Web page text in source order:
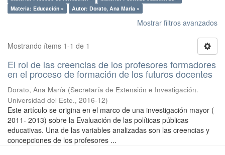
Materia: Educación ×
Autor: Dorato, Ana María ×
Mostrar filtros avanzados
Mostrando ítems 1-1 de 1
El rol de las creencias de los profesores formadores
en el proceso de formación de los futuros docentes
Dorato, Ana María (Secretaría de Extensión e Investigación.
Universidad del Este., 2016-12)
Este artículo se origina en el marco de una investigación mayor (
2011- 2013) sobre la Evaluación de las políticas públicas
educativas. Una de las variables analizadas son las creencias y
concepciones de los profesores ...